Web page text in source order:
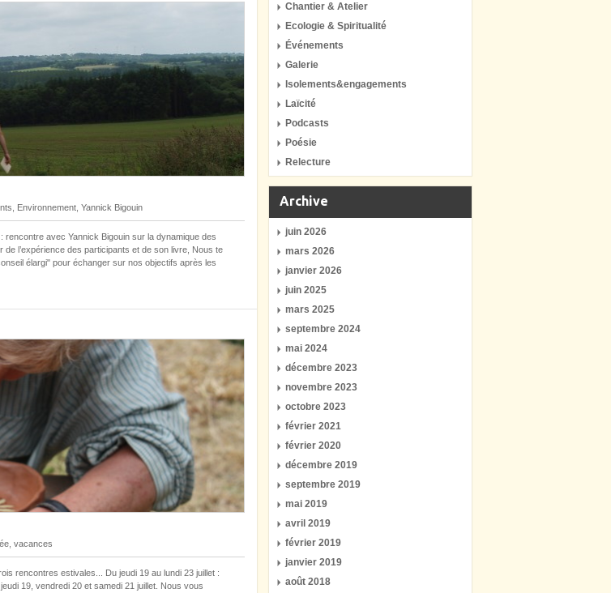
Environnement Yannick Bigouin
avec Yannick Bigouin sur la dynamique des
de l’expérience des participants et de son livre, Nous te
élargi" pour échanger sur nos objectifs après les
vacances
rencontres estivales... Du jeudi 19 au lundi 23 juillet :
19, vendredi 20 et samedi 21 juillet. Nous vous
Chantier & Atelier
Ecologie & Spiritualité
Événements
Galerie
Isolements&engagements
Laïcité
Podcasts
Poésie
Relecture
Archive
juin 2026
mars 2026
janvier 2026
juin 2025
mars 2025
septembre 2024
mai 2024
décembre 2023
novembre 2023
octobre 2023
février 2021
février 2020
décembre 2019
septembre 2019
mai 2019
avril 2019
février 2019
janvier 2019
août 2018